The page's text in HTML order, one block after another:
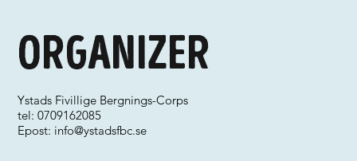
Organizer
Ystads Fivillige Bergnings-Corps
tel: 0709162085
Epost: info@ystadsfbc.se